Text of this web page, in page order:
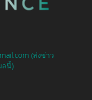
(ส่งข่าว
ลนี้)